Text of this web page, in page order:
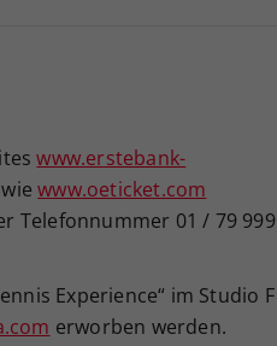
www.erstebank-
www.oeticket.com
Telefonnummer 01 / 79 999
Experience“ im Studio F
erworben werden.